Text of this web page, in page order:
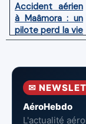
Accident aérien
à Maâmora : un
pilote perd la vie
en combat
incendie
✉
AéroHebdo
L'actualité